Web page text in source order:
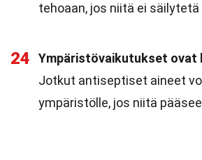
tehoaan, jos niitä ei säilytetä
24
Ympäristövaikutukset ovat
Jotkut antiseptiset aineet
ympäristölle, jos niitä